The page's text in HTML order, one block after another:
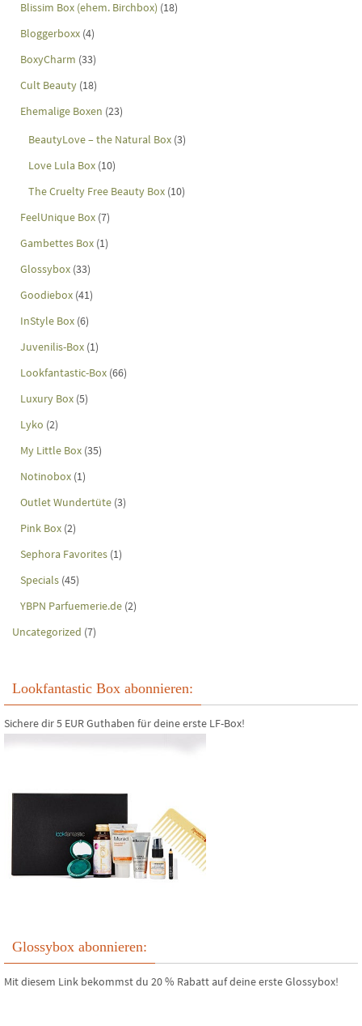
Blissim Box (ehem. Birchbox) (18)
Bloggerboxx (4)
BoxyCharm (33)
Cult Beauty (18)
Ehemalige Boxen (23)
BeautyLove – the Natural Box (3)
Love Lula Box (10)
The Cruelty Free Beauty Box (10)
FeelUnique Box (7)
Gambettes Box (1)
Glossybox (33)
Goodiebox (41)
InStyle Box (6)
Juvenilis-Box (1)
Lookfantastic-Box (66)
Luxury Box (5)
Lyko (2)
My Little Box (35)
Notinobox (1)
Outlet Wundertüte (3)
Pink Box (2)
Sephora Favorites (1)
Specials (45)
YBPN Parfuemerie.de (2)
Uncategorized (7)
Lookfantastic Box abonnieren:
Sichere dir 5 EUR Guthaben für deine erste LF-Box!
Glossybox abonnieren:
Mit diesem Link bekommst du 20 % Rabatt auf deine erste Glossybox!